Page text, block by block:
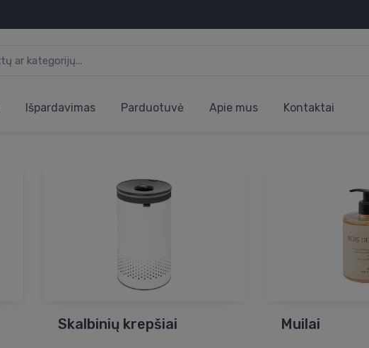
Išpardavimas Parduotuvė Apie mus Kontaktai
Skalbinių krepšiai Muilai